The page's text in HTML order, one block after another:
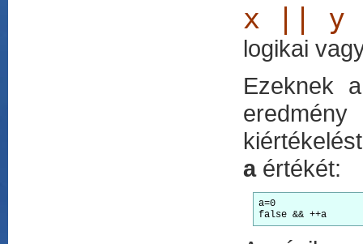
x || y
logikai
Ezeknek
aértékét:
a=0